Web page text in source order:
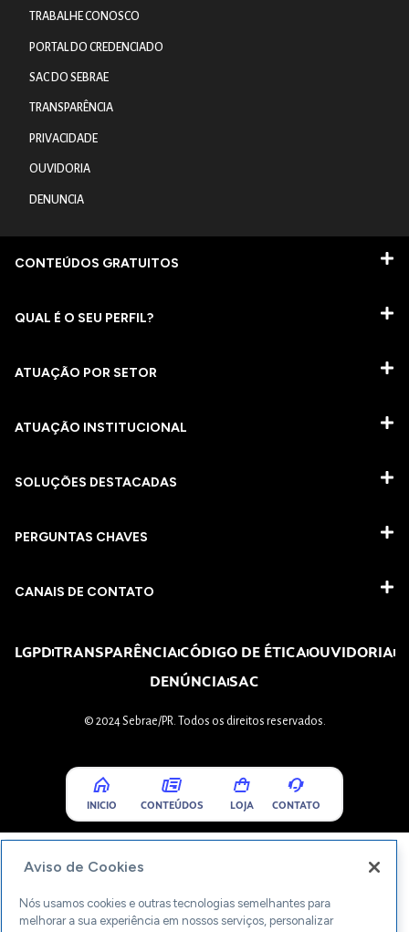
TRABALHE CONOSCO
PORTAL DO CREDENCIADO
SAC DO SEBRAE
TRANSPARÊNCIA
PRIVACIDADE
OUVIDORIA
DENUNCIA
CONTEÚDOS GRATUITOS
QUAL É O SEU PERFIL?
ATUAÇÃO POR SETOR
ATUAÇÃO INSTITUCIONAL
SOLUÇÕES DESTACADAS
PERGUNTAS CHAVES​
CANAIS DE CONTATO
LGPDTRANSPARÊNCIACÓDIGO DE ÉTICAOUVIDORIA
DENÚNCIASAC
© 2024 Sebrae/PR. Todos os direitos reservados.
INICIO CONTEÚDOS LOJA CONTATO
Aviso de Cookies
Nós usamos cookies e outras tecnologias semelhantes para
melhorar a sua experiência em nossos serviços, personalizar